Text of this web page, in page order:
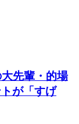
先輩・的場
が「すげ